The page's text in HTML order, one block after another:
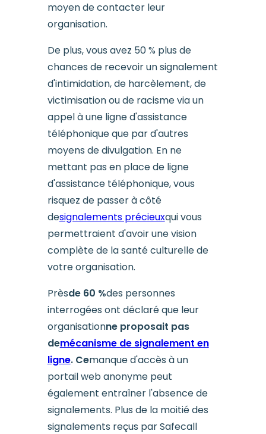
moyen de contacter leur
organisation.
De plus, vous avez 50 % plus de
chances de recevoir un signalement
d'intimidation, de harcèlement, de
victimisation ou de racisme via un
appel à une ligne d'assistance
téléphonique que par d'autres
moyens de divulgation. En ne
mettant pas en place de ligne
d'assistance téléphonique, vous
risquez de passer à côté
designalements précieuxqui vous
permettraient d'avoir une vision
complète de la santé culturelle de
votre organisation.
Prèsde 60 %des personnes
interrogées ont déclaré que leur
organisationne proposait pas
demécanisme de signalement en
ligne. Cemanque d'accès à un
portail web anonyme peut
également entraîner l'absence de
signalements. Plus de la moitié des
signalements reçus par Safecall